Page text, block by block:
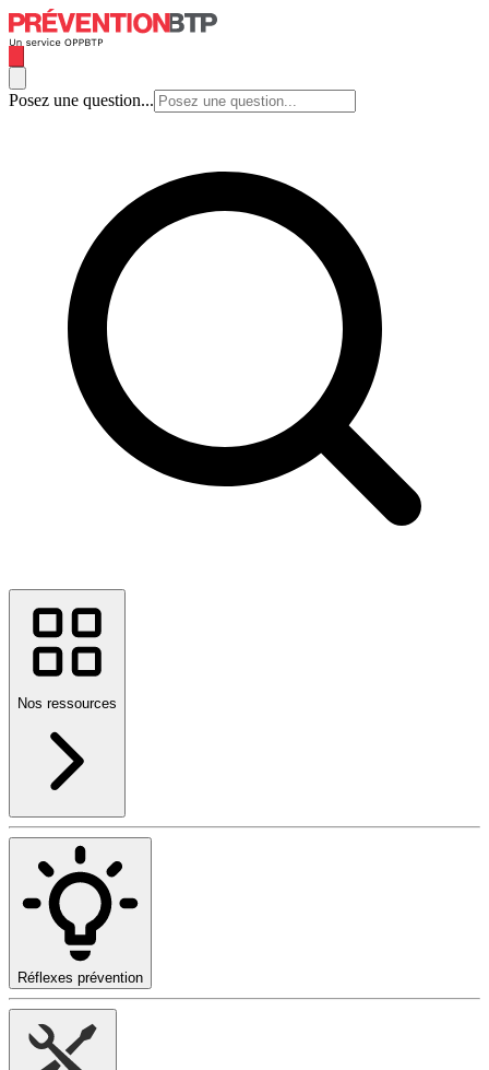
Posez une question...
Nos ressources
Réflexes prévention